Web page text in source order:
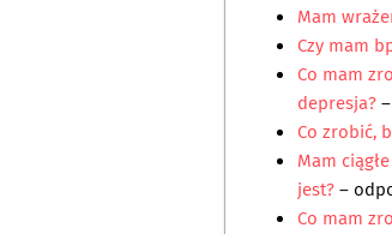
Mam
Czy mam
Co mam
depresja?
Co zrobić,
Mam
jest?–
Co mam